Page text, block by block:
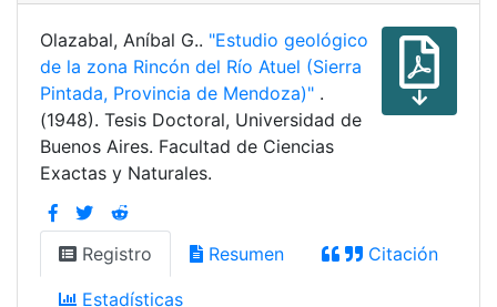
Olazabal, Aníbal G.. "Estudio geológico
de la zona Rincón del Río Atuel (Sierra
Pintada, Provincia de Mendoza)" .
(1948). Tesis Doctoral, Universidad de
Buenos Aires. Facultad de Ciencias
Exactas y Naturales.
Registro Resumen Citación
Estadísticas